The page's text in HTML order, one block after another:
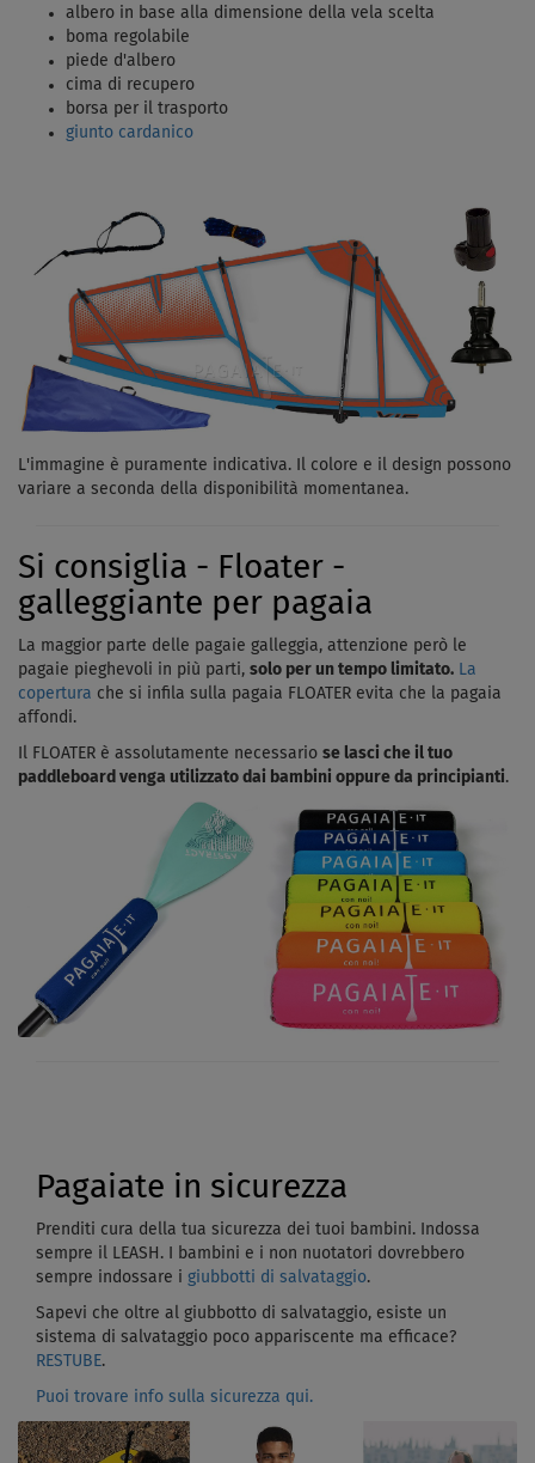
albero in base alla dimensione della vela scelta
boma regolabile
piede d'albero
cima di recupero
borsa per il trasporto
giunto cardanico
L'immagine è puramente indicativa. Il colore e il design possono
variare a seconda della disponibilità momentanea.
Si consiglia - Floater -
galleggiante per pagaia
La maggior parte delle pagaie galleggia, attenzione però le
pagaie pieghevoli in più parti, solo per un tempo limitato. La
copertura che si infila sulla pagaia FLOATER evita che la pagaia
affondi.
Il FLOATER è assolutamente necessario se lasci che il tuo
paddleboard venga utilizzato dai bambini oppure da principianti.
Pagaiate in sicurezza
Prenditi cura della tua sicurezza dei tuoi bambini. Indossa
sempre il LEASH. I bambini e i non nuotatori dovrebbero
sempre indossare i giubbotti di salvataggio.
Sapevi che oltre al giubbotto di salvataggio, esiste un
sistema di salvataggio poco appariscente ma efficace?
RESTUBE.
Puoi trovare info sulla sicurezza qui.